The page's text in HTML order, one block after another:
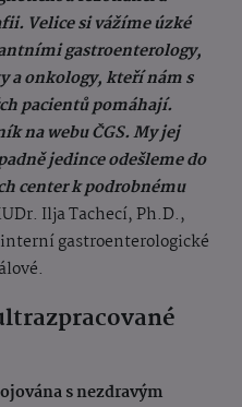
Velice si vážíme úzké
gastroenterology,
onkology, kteří nám s
pacientů pomáhají.
na webu ČGS. My jej
jedince odešleme do
center k podrobnému
Ilja Tachecí, Ph.D.,
interní gastroenterologické
s nezdravým